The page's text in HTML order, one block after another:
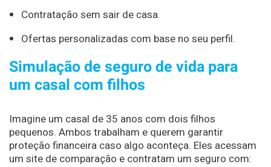
Contratação sem sair de casa.
Ofertas personalizadas com base no seu perfil.
Simulação de seguro de vida para
um casal com filhos
Imagine um casal de 35 anos com dois filhos
pequenos. Ambos trabalham e querem garantir
proteção financeira caso algo aconteça. Eles acessam
um site de comparação e contratam um seguro com: